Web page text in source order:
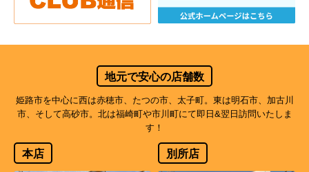
地元で安心の店舗数
姫路市を中心に西は赤穂市、たつの市、太子町。東は明石市、加古川
市、そして高砂市。北は福崎町や市川町にて即日&翌日訪問いたしま
す！
本店 別所店